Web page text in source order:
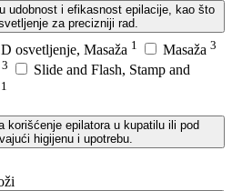
udobnost i efikasnost epilacije, kao što
za precizniji rad.
osvetljenje, Masaža 1 Masaža 3
3
Slide and Flash, Stamp and
1
korišćenje epilatora u kupatilu ili pod
higijenu i upotrebu.